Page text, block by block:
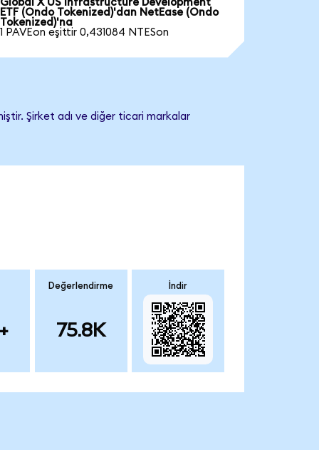
Global X US Infrastructure Development
ETF (Ondo Tokenized)'dan NetEase (Ondo
Tokenized)'na
1 PAVEon eşittir 0,431084 NTESon
Şirket adı ve diğer ticari markalar
Değerlendirme
75.8K
İndir